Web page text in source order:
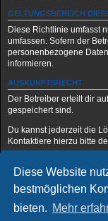
Diese Website
bestmöglichen
bieten. Mehr
GELTUNGSBEREICH
Diese Richtlinie umfasst
umfassen. Sofern der
personenbezogene
informieren.
AUSKUNFTSRECHT
Der Betreiber erteilt dir
gespeichert sind.
Du kannst jederzeit die
Kontaktiere hierzu bitte
Zurück zur vorherigen
Foren-